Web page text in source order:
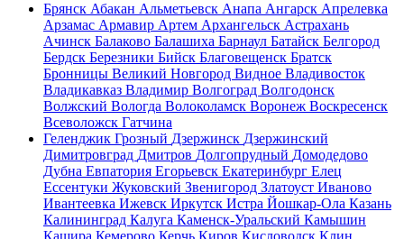
Брянск Абакан Альметьевск Анапа Ангарск Апрелевка
Арзамас Армавир Артем Архангельск Астрахань
Ачинск Балаково Балашиха Барнаул Батайск Белгород
Бердск Березники Бийск Благовещенск Братск
Бронницы Великий Новгород Видное Владивосток
Владикавказ Владимир Волгоград Волгодонск
Волжский Вологда Волоколамск Воронеж Воскресенск
Всеволожск Гатчина
Геленджик Грозный Дзержинск Дзержинский
Димитровград Дмитров Долгопрудный Домодедово
Дубна Евпатория Егорьевск Екатеринбург Елец
Ессентуки Жуковский Звенигород Златоуст Иваново
Ивантеевка Ижевск Иркутск Истра Йошкар-Ола Казань
Калининград Калуга Каменск-Уральский Камышин
Кашира Кемерово Керчь Киров Кисловодск Клин